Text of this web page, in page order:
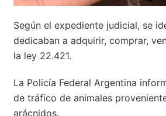
Según el expediente judicial, se
dedicaban a adquirir, comprar,
la ley 22.421.
La Policía Federal Argentina
de tráfico de animales
arácnidos.